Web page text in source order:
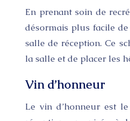
En prenant soin de
désormais plus facile
salle de réception. Ce
la salle et de placer les
Vin d’honneur
Le vin d’honneur est